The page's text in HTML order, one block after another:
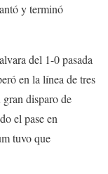
y terminó
del 1-0 pasada
en la línea de tres
disparo de
el pase en
tuvo que